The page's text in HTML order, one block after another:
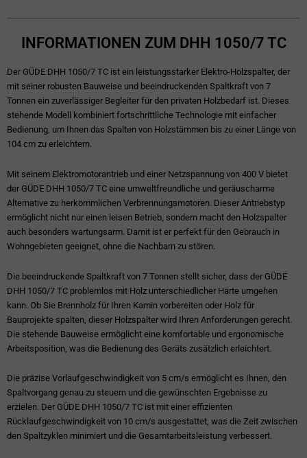
INFORMATIONEN ZUM DHH 1050/7 TC
Der GÜDE DHH 1050/7 TC ist ein leistungsstarker Elektro-Holzspalter, der
mit seiner robusten Bauweise und beeindruckenden Spaltkraft von 7
Tonnen ein zuverlässiger Begleiter für den privaten Holzbedarf ist. Dieses
stehende Modell kombiniert fortschrittliche Technologie mit einfacher
Bedienung, um Ihnen das Spalten von Holzstämmen bis zu einer Länge von
104 cm zu erleichtern.
Mit seinem Elektromotorantrieb und einer Netzspannung von 400 V bietet
der GÜDE DHH 1050/7 TC eine umweltfreundliche und geräuscharme
Alternative zu herkömmlichen Verbrennungsmotoren. Dieser Antriebstyp
ermöglicht nicht nur einen leisen Betrieb, sondern macht den Holzspalter
auch besonders wartungsarm. Damit ist er perfekt für den Gebrauch in
Wohngebieten geeignet, ohne die Nachbarn zu stören.
Die beeindruckende Spaltkraft von 7 Tonnen stellt sicher, dass der GÜDE
DHH 1050/7 TC problemlos mit Holz unterschiedlicher Härte umgehen
kann. Ob Sie Brennholz für Ihren Kamin vorbereiten oder Holz für
Bauprojekte spalten, dieser Holzspalter wird Ihren Anforderungen gerecht.
Die stehende Bauweise ermöglicht eine komfortable und ergonomische
Arbeitsposition, was die Bedienung des Geräts zusätzlich erleichtert.
Die präzise Vorlaufgeschwindigkeit von 5 cm/s ermöglicht es Ihnen, den
Spaltvorgang genau zu steuern und die gewünschten Ergebnisse zu
erzielen. Der GÜDE DHH 1050/7 TC ist mit einer effizienten
Rücklaufgeschwindigkeit von 10 cm/s ausgestattet, was die Zeit zwischen
den Spaltzyklen minimiert und die Gesamtarbeitsleistung verbessert.